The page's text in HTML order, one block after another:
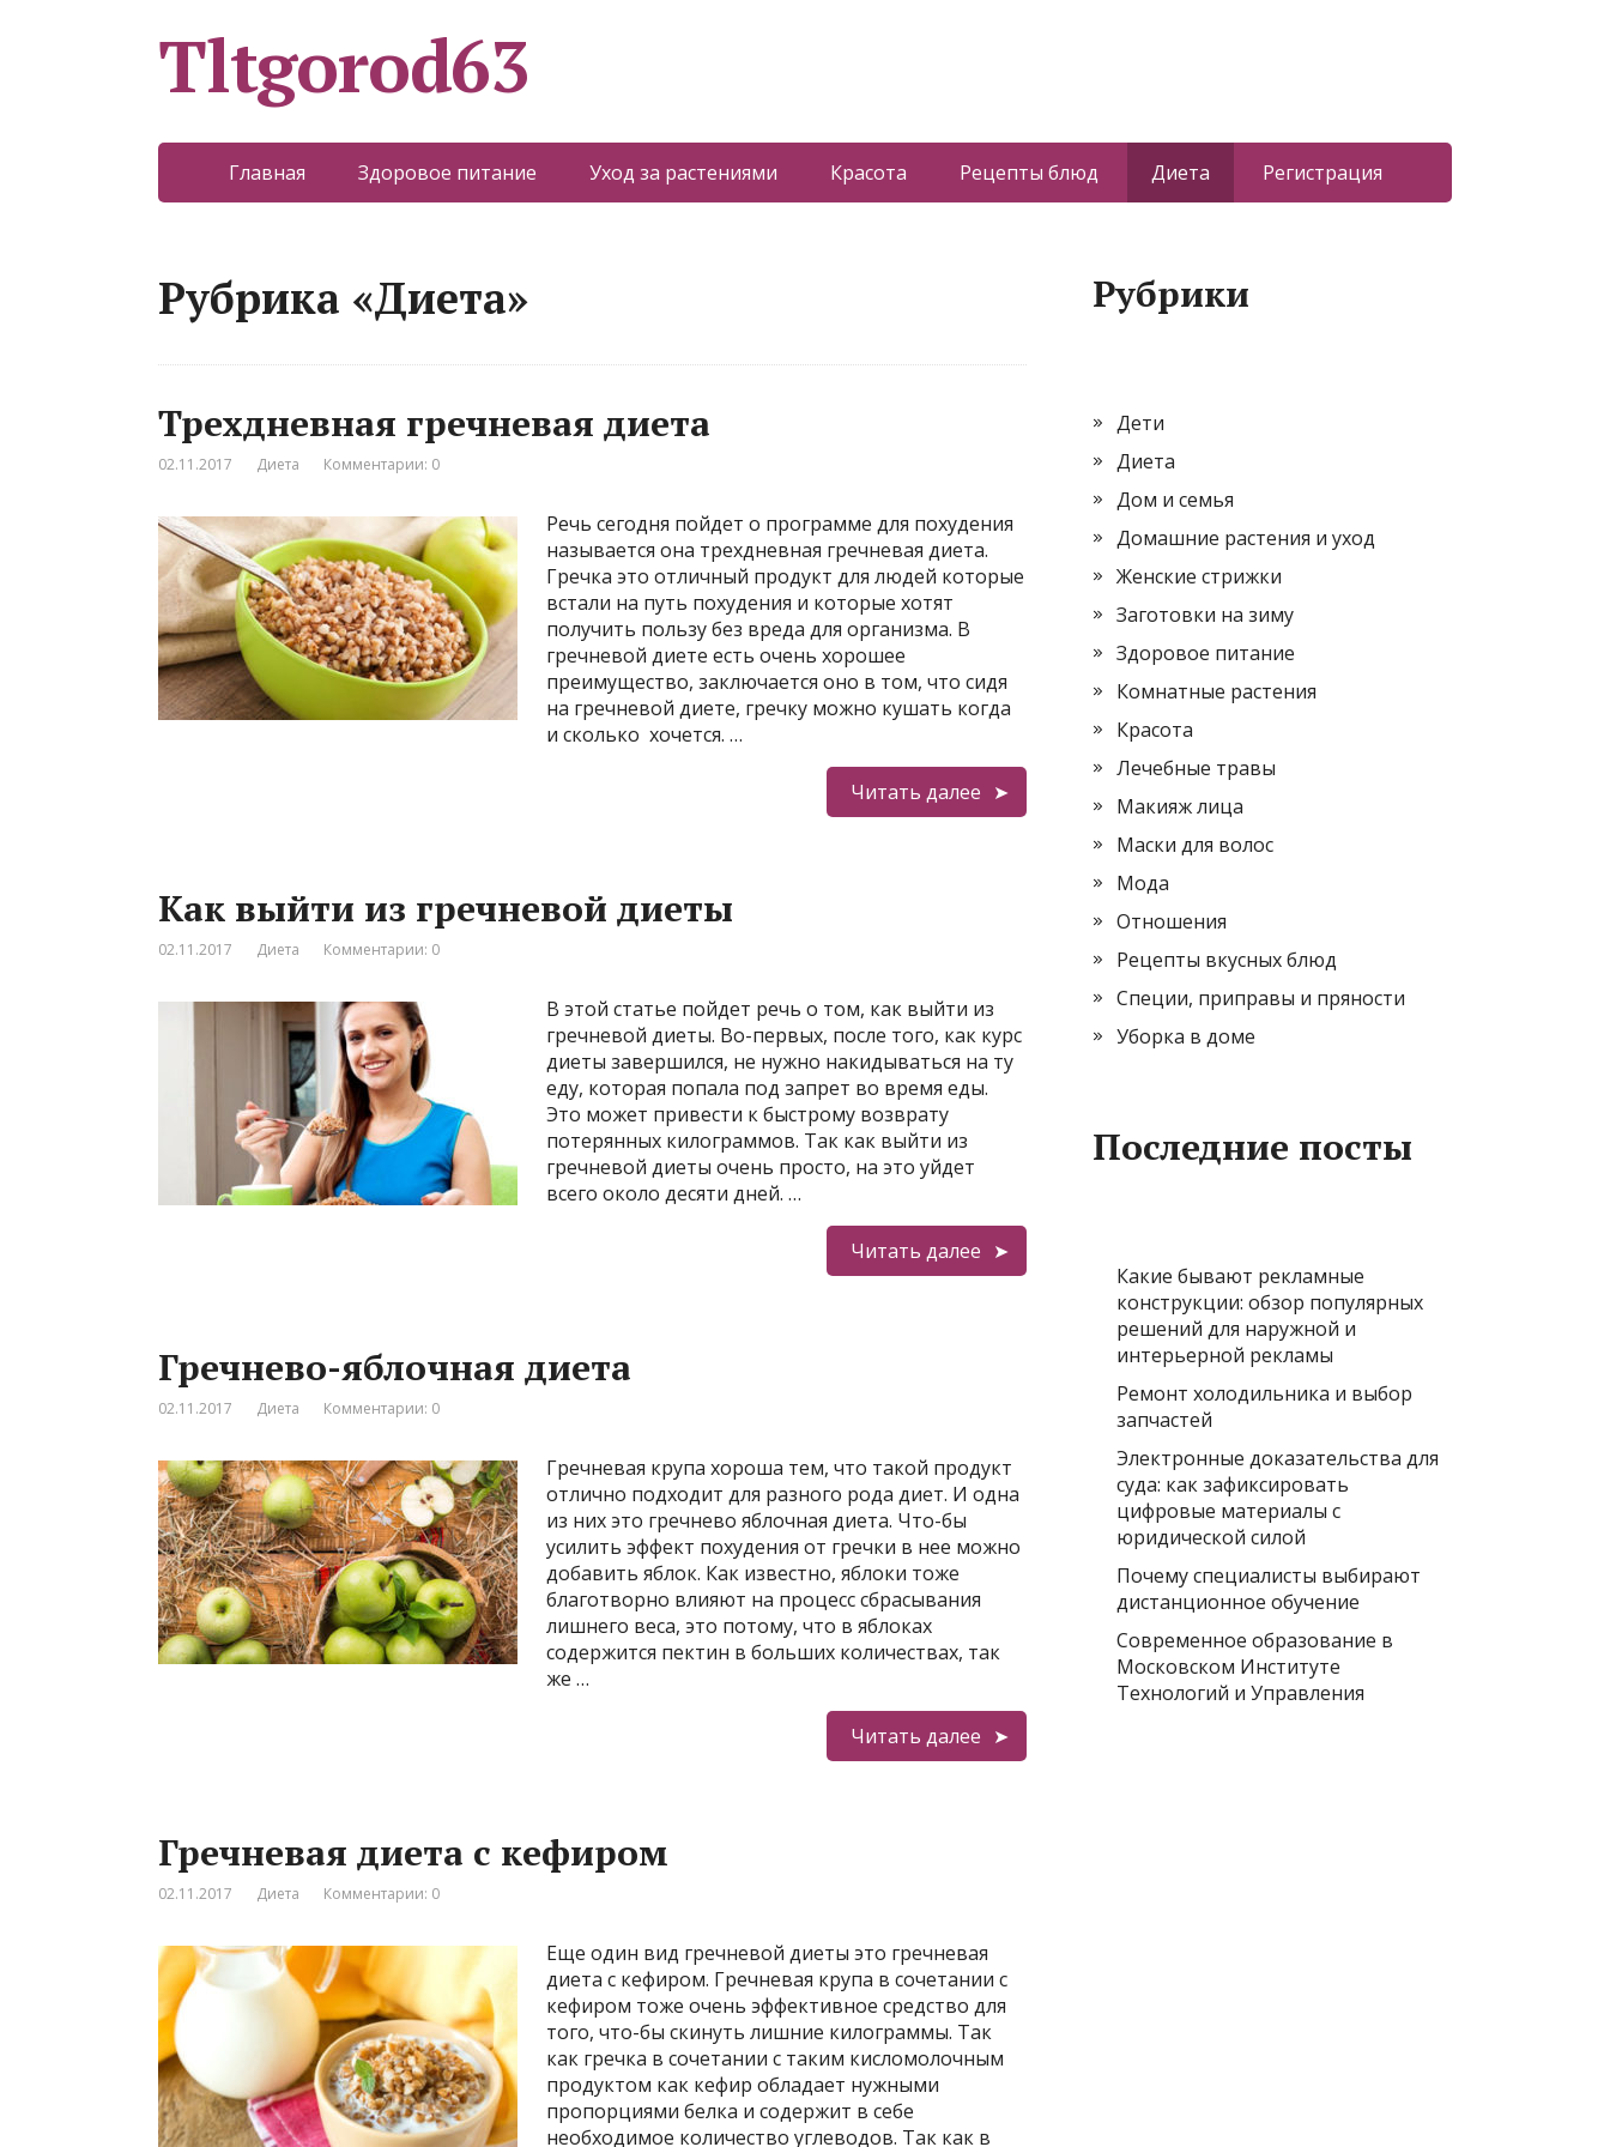
Tltgorod63
Главная Здоровое питание Уход за растениями Красота Рецепты блюд Диета Регистрация
Рубрика «Диета»
Трехдневная гречневая диета
02.11.2017 Диета Комментарии: 0
Речь сегодня пойдет о программе для похудения
называется она трехдневная гречневая диета.
Гречка это отличный продукт для людей которые
встали на путь похудения и которые хотят
получить пользу без вреда для организма. В
гречневой диете есть очень хорошее
преимущество, заключается оно в том, что сидя
на гречневой диете, гречку можно кушать когда
и сколько хочется. …
Читать далее
Как выйти из гречневой диеты
02.11.2017 Диета Комментарии: 0
В этой статье пойдет речь о том, как выйти из
гречневой диеты. Во-первых, после того, как курс
диеты завершился, не нужно накидываться на ту
еду, которая попала под запрет во время еды.
Это может привести к быстрому возврату
потерянных килограммов. Так как выйти из
гречневой диеты очень просто, на это уйдет
всего около десяти дней. …
Читать далее
Гречнево-яблочная диета
02.11.2017 Диета Комментарии: 0
Гречневая крупа хороша тем, что такой продукт
отлично подходит для разного рода диет. И одна
из них это гречнево яблочная диета. Что-бы
усилить эффект похудения от гречки в нее можно
добавить яблок. Как известно, яблоки тоже
благотворно влияют на процесс сбрасывания
лишнего веса, это потому, что в яблоках
содержится пектин в больших количествах, так
же …
Читать далее
Гречневая диета с кефиром
02.11.2017 Диета Комментарии: 0
Еще один вид гречневой диеты это гречневая
диета с кефиром. Гречневая крупа в сочетании с
кефиром тоже очень эффективное средство для
того, что-бы скинуть лишние килограммы. Так
как гречка в сочетании с таким кисломолочным
продуктом как кефир обладает нужными
пропорциями белка и содержит в себе
необходимое количество углеводов. Так как в
Рубрики
Дети
Диета
Дом и семья
Домашние растения и уход
Женские стрижки
Заготовки на зиму
Здоровое питание
Комнатные растения
Красота
Лечебные травы
Макияж лица
Маски для волос
Мода
Отношения
Рецепты вкусных блюд
Специи, приправы и пряности
Уборка в доме
Последние посты
Какие бывают рекламные
конструкции: обзор популярных
решений для наружной и
интерьерной рекламы
Ремонт холодильника и выбор
запчастей
Электронные доказательства для
суда: как зафиксировать
цифровые материалы с
юридической силой
Почему специалисты выбирают
дистанционное обучение
Современное образование в
Московском Институте
Технологий и Управления